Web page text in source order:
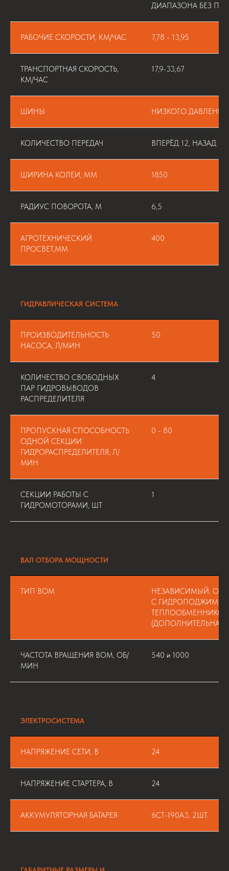
ДИАПАЗОНА БЕЗ
РАБОЧИЕ СКОРОСТИ, КМ/ЧАС 7,78 - 13,95
ТРАНСПОРТНАЯ СКОРОСТЬ,
КМ/ЧАС
17,9-33,67
ШИНЫ НИЗКОГО ДАВЛЕНИЯ
КОЛИЧЕСТВО ПЕРЕДАЧ ВПЕРЁД 12, НАЗАД 4
ШИРИНА КОЛЕИ, ММ 1850
РАДИУС ПОВОРОТА, М 6,5
АГРОТЕХНИЧЕСКИЙ
ПРОСВЕТ,ММ
400
ГИДРАВЛИЧЕСКАЯ СИСТЕМА
ПРОИЗВОДИТЕЛЬНОСТЬ
НАСОСА, Л/МИН
50
КОЛИЧЕСТВО СВОБОДНЫХ
ПАР ГИДРОВЫВОДОВ
РАСПРЕДЕЛИТЕЛЯ
4
ПРОПУСКНАЯ СПОСОБНОСТЬ
ОДНОЙ СЕКЦИИ
ГИДРОРАСПРЕДЕЛИТЕЛЯ, Л/
МИН
0 - 80
СЕКЦИИ РАБОТЫ С
ГИДРОМОТОРАМИ, ШТ
1
ВАЛ ОТБОРА МОЩНОСТИ
ТИП ВОМ
НЕЗАВИСИМЫЙ.
С
(ДОПОЛНИТЕЛЬНАЯ
ЧАСТОТА ВРАЩЕНИЯ ВОМ, ОБ/
МИН
540 и 1000
ЭЛЕКТРОСИСТЕМА
НАПРЯЖЕНИЕ СЕТИ, В 24
НАПРЯЖЕНИЕ СТАРТЕРА, В 24
АККУМУЛЯТОРНАЯ БАТАРЕЯ 6СТ-190А3, 2ШТ.